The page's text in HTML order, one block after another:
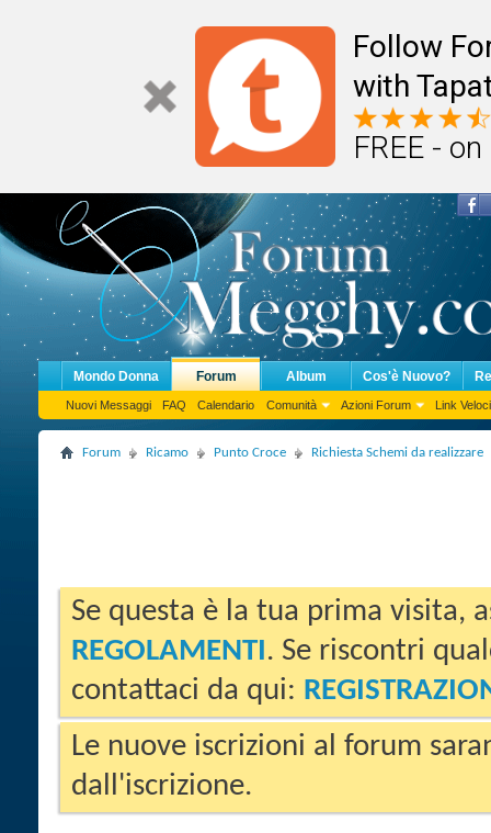
Follow
with
FREE -
Mondo Donna Forum
Nuovi Messaggi FAQ Calendario Comunità Azioni Forum Link Veloci
Album Cos'è Nuovo?
Forum Ricamo Punto Croce Richiesta Schemi da realizzare
Se questa è la tua prima visita,
REGOLAMENTI. Se riscontri
contattaci da qui:
Le nuove iscrizioni al forum
dall'iscrizione.